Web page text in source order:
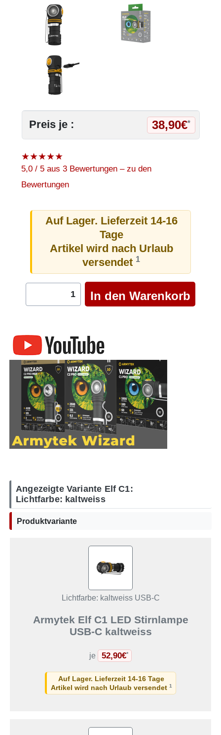
Preis je : 38,90€*
★★★★★
5,0 / 5 aus 3 Bewertungen – zu den
Bewertungen
Auf Lager. Lieferzeit 14-16
Tage
Artikel wird nach Urlaub
versendet 1
Angezeigte Variante Elf C1:
Lichtfarbe: kaltweiss
Produktvariante
Lichtfarbe: kaltweiss USB-C
Armytek Elf C1 LED Stirnlampe
USB-C kaltweiss
je 52,90€*
Auf Lager. Lieferzeit 14-16 Tage
Artikel wird nach Urlaub versendet 1